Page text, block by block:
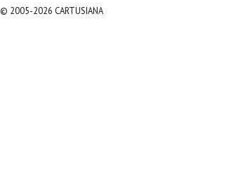
© 2005-2026 CARTUSIANA